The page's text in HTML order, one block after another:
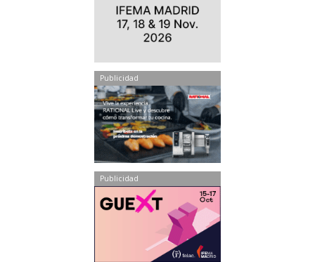
Publicidad
Publicidad